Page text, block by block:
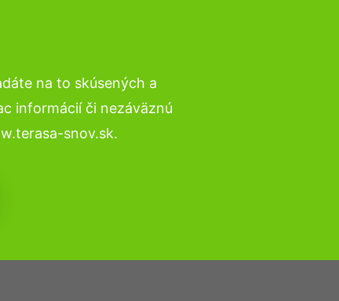
na to skúsených a
informácií či nezáväznú
snov.sk.